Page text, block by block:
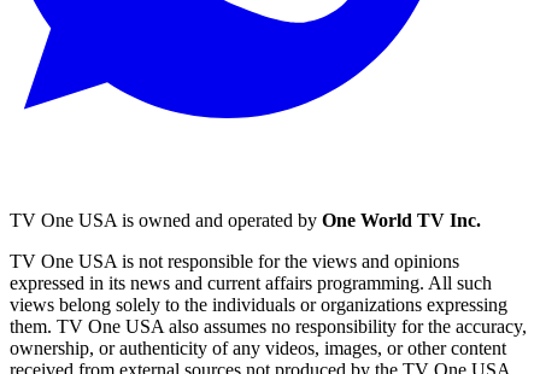
TV One USA is owned and operated by One World TV Inc.
TV One USA is not responsible for the views and opinions
expressed in its news and current affairs programming. All such
views belong solely to the individuals or organizations expressing
them. TV One USA also assumes no responsibility for the accuracy,
ownership, or authenticity of any videos, images, or other content
received from external sources not produced by the TV One USA